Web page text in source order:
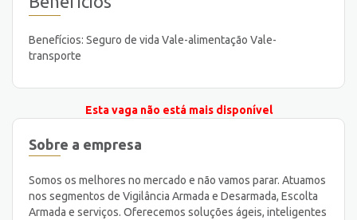
Benefícios: Seguro de vida Vale-alimentação Vale-
transporte
Esta vaga não está mais disponível
Sobre a empresa
Somos os melhores no mercado e não vamos parar. Atuamos
nos segmentos de Vigilância Armada e Desarmada, Escolta
Armada e serviços. Oferecemos soluções ágeis, inteligentes